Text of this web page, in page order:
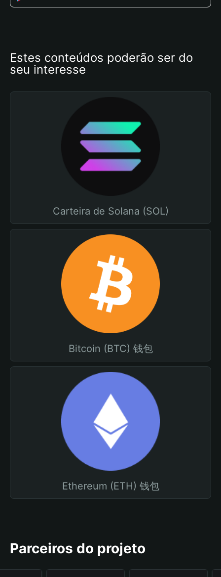
Estes conteúdos poderão ser do
seu interesse
Carteira de Solana (SOL)
Bitcoin (BTC) 钱包
Ethereum (ETH) 钱包
Parceiros do projeto